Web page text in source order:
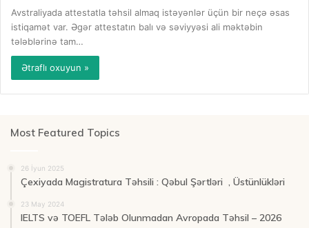
Avstraliyada attestatla təhsil almaq istəyənlər üçün bir neçə əsas
istiqamət var. Əgər attestatın balı və səviyyəsi ali məktəbin
tələblərinə tam…
Ətraflı oxuyun »
Most Featured Topics
26 İyun 2025
Çexiyada Magistratura Təhsili : Qəbul Şərtləri , Üstünlükləri
23 May 2024
IELTS və TOEFL Tələb Olunmadan Avropada Təhsil – 2026